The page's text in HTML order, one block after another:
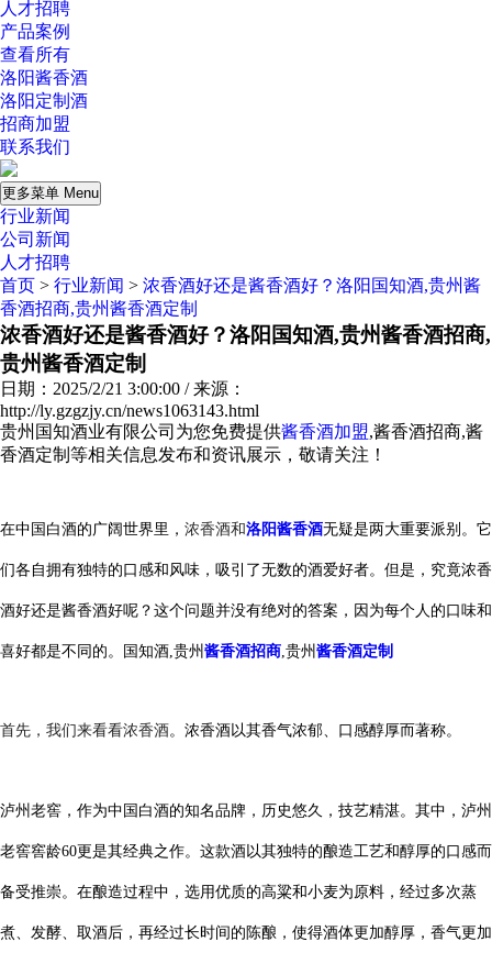
人才招聘
产品案例
查看所有
洛阳酱香酒
洛阳定制酒
招商加盟
联系我们
更多菜单 Menu
行业新闻
公司新闻
人才招聘
首页 > 行业新闻 > 浓香酒好还是酱香酒好？洛阳国知酒,贵州酱
香酒招商,贵州酱香酒定制
浓香酒好还是酱香酒好？洛阳国知酒,贵州酱香酒招商,
贵州酱香酒定制
日期：2025/2/21 3:00:00 / 来源：
http://ly.gzgzjy.cn/news1063143.html
贵州国知酒业有限公司为您免费提供酱香酒加盟,酱香酒招商,酱
香酒定制等相关信息发布和资讯展示，敬请关注！
在中国白酒的广阔世界里， 浓香酒和洛阳酱香酒无疑是两大重要派别。它
们各自拥有独特的口感和风味，吸引了无数的酒爱好者。但是，究竟浓香
酒好还是酱香酒好呢？这个问题并没有绝对的答案，因为每个人的口味和
喜好都是不同的。 国知酒,贵州 酱香酒招商 ,贵州 酱香酒定制
首先，我们来看看浓香酒。浓香酒以其香气浓郁、口感醇厚而著称。
泸州老窖，作为中国白酒的知名品牌，历史悠久，技艺精湛。其中，泸州
老窖窖龄60更是其经典之作。这款酒以其独特的酿造工艺和醇厚的口感而
备受推崇。在酿造过程中，选用优质的高粱和小麦为原料，经过多次蒸
煮、发酵、取酒后，再经过长时间的陈酿，使得酒体更加醇厚，香气更加